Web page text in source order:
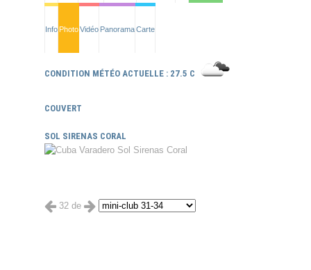
Info PhotoVidéo PanoramaCarte
CONDITION MÉTÉO ACTUELLE : 27.5 C
COUVERT
SOL SIRENAS CORAL
32 de